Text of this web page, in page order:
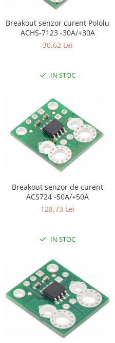
Breakout senzor curent Pololu
ACHS-7123 -30A/+30A
30,62 Lei
IN STOC
Breakout senzor de curent
ACS724 -50A/+50A
128,73 Lei
IN STOC